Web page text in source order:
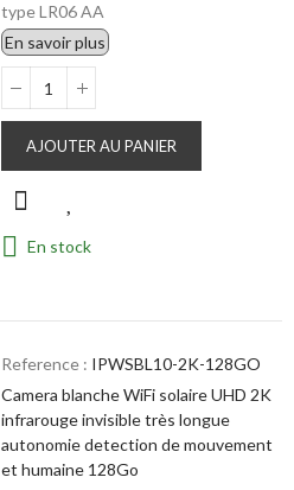
type LR06 AA
En savoir plus
AJOUTER AU PANIER
En stock
Reference : IPWSBL10-2K-128GO
Camera blanche WiFi solaire UHD 2K
infrarouge invisible très longue
autonomie detection de mouvement
et humaine 128Go